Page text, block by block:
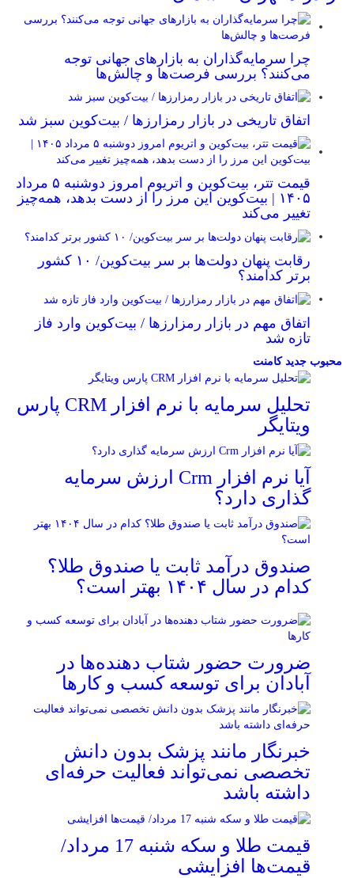
چرا سرمایه‌گذاران به بازارهای جهانی توجه
می‌کنند؟ بررسی فرصت‌ها و چالش‌ها
اتفاق تاریخی در بازار رمزارزها / بیت‌کوین سبز شد
قیمت تتر، بیت‌کوین و اتریوم امروز دوشنبه ۵ مرداد
۱۴۰۵ | بیت‌کوین این مرز را از دست بدهد، همه‌چیز
تغییر می‌کند
رقابت پنهان دولت‌ها بر سر بیت‌کوین/ ۱۰ کشور
برتر کدامند؟
اتفاق مهم در بازار رمزارزها / بیت‌کوین وارد فاز
تازه شد
محبوب جدیدکامنت
تحلیل سرمایه با نرم افزار CRM پارس
ویتایگر
آیا نرم افزار Crm ارزش سرمایه
گذاری دارد؟
صندوق درآمد ثابت یا صندوق طلا؟
کدام در سال ۱۴۰۴ بهتر است؟
ضرورت حضور شتاب ‌دهنده‌ها در
آبادان برای توسعه کسب‌ و کارها
خبرنگار مانند پزشک بدون دانش
تخصصی نمی‌تواند فعالیت حرفه‌ای
داشته باشد
قیمت طلا و سکه شنبه 17 مرداد/
قیمت‌ها افزایشی